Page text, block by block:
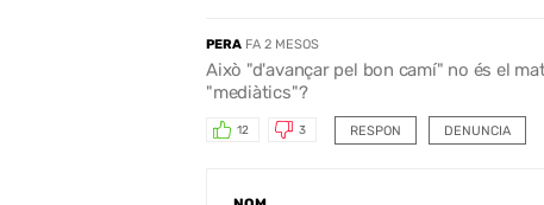
PERA FA 2 MESOS
Això "d'avançar pel bon camí" no és el
"mediàtics"?
RESPON
12 3 DENUNCIA